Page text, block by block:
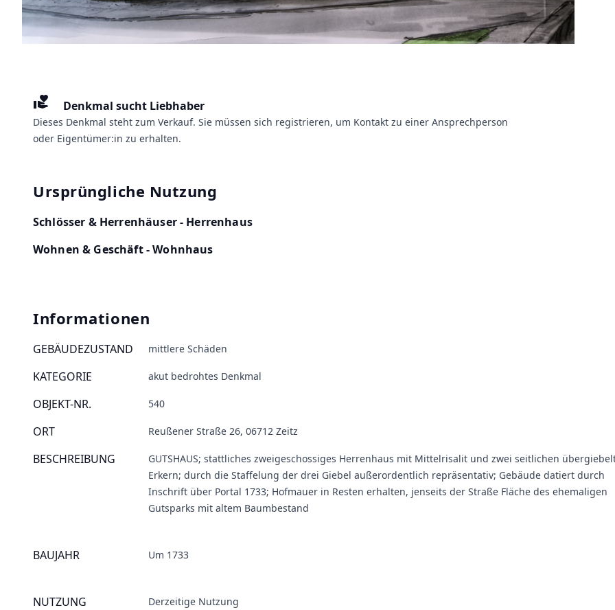
volunteer_activism Denkmal sucht Liebhaber
Dieses Denkmal steht zum Verkauf. Sie müssen sich registrieren, um Kontakt zu einer Ansprechperson
oder Eigentümer:in zu erhalten.
Ursprüngliche Nutzung
Schlösser & Herrenhäuser - Herrenhaus
Wohnen & Geschäft - Wohnhaus
Informationen
GEBÄUDEZUSTAND mittlere Schäden
KATEGORIE akut bedrohtes Denkmal
OBJEKT-NR. 540
ORT Reußener Straße 26, 06712 Zeitz
BESCHREIBUNG
GUTSHAUS; stattliches zweigeschossiges Herrenhaus mit Mittelrisalit und zwei seitlichen
Erkern; durch die Staffelung der drei Giebel außerordentlich repräsentativ; Gebäude datiert durch
Inschrift über Portal 1733; Hofmauer in Resten erhalten, jenseits der Straße Fläche des ehemaligen
Gutsparks mit altem Baumbestand
BAUJAHR Um 1733
NUTZUNG
Derzeitige Nutzung